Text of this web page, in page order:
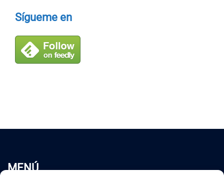
Sígueme en
MENÚ